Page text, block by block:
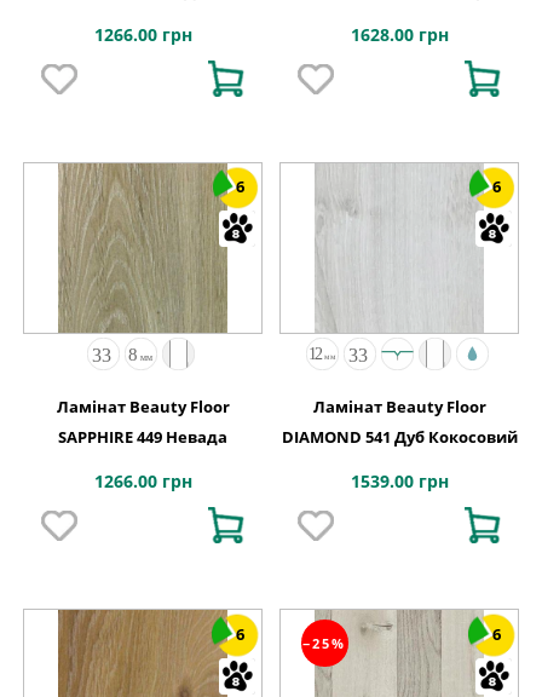
1266.00 грн 1628.00 грн
6
Ламінат Beauty Floor
SAPPHIRE 449 Невада
1266.00 грн
6
Ламінат Beauty Floor
DIAMOND 541 Дуб Кокосовий
1539.00 грн
6 −25% 6